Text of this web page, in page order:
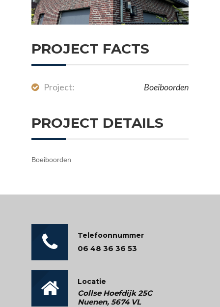
PROJECT FACTS
Project: Boeiboorden
PROJECT DETAILS
Boeiboorden
Telefoonnummer
06 48 36 36 53
Locatie
Collse Hoefdijk 25C
Nuenen, 5674 VL